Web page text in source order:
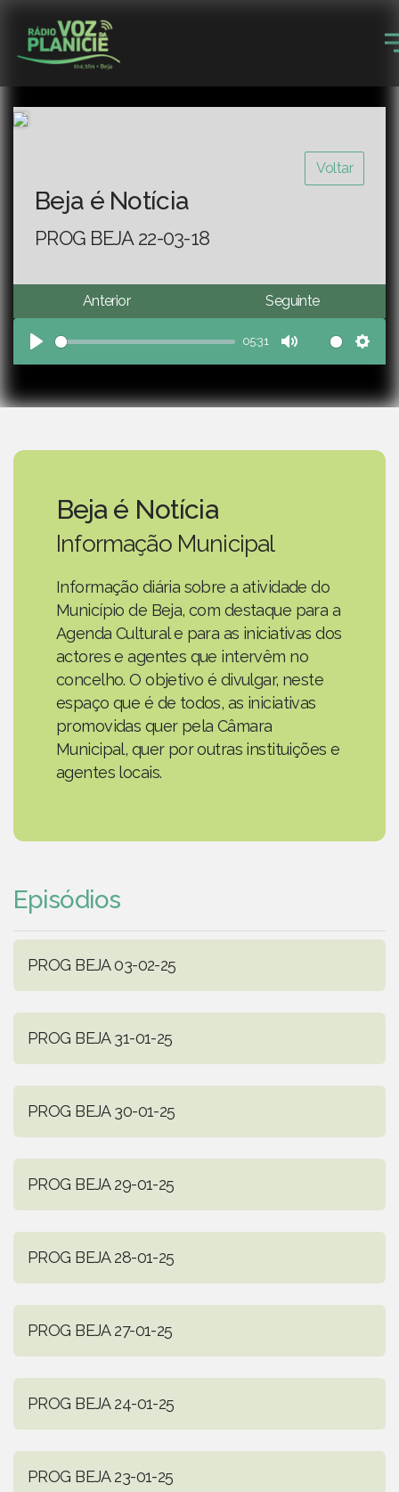
Voltar
Beja é Notícia
PROG BEJA 22-03-18
Anterior Seguinte
Play
05:31
Mute
Beja é Notícia
Informação Municipal
Informação diária sobre a atividade do
Município de Beja, com destaque para a
Agenda Cultural e para as iniciativas dos
actores e agentes que intervêm no
concelho. O objetivo é divulgar, neste
espaço que é de todos, as iniciativas
promovidas quer pela Câmara
Municipal, quer por outras instituições e
agentes locais.
Episódios
PROG BEJA 03-02-25
PROG BEJA 31-01-25
PROG BEJA 30-01-25
PROG BEJA 29-01-25
PROG BEJA 28-01-25
PROG BEJA 27-01-25
PROG BEJA 24-01-25
PROG BEJA 23-01-25